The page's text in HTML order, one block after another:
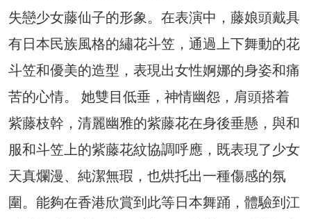
失戀少女藤仙子的形象。在表演中，藤娘頭戴具
有日本民族風格的繡花斗笠，通過上下舞動的花
斗笠和優美的造型，表現出女性婀娜的身姿和痛
苦的心情。 她雙目低垂，神情幽怨，肩頭搭着
紫藤枝幹，清麗幽雅的紫藤花在身後垂懸，與和
服和斗笠上的紫藤花紋協調呼應，既表現了少女
天真爛漫、純潔無瑕，也烘托出一種傷感的氛
圍。能夠在香港欣賞到此等日本舞踊，體驗到江